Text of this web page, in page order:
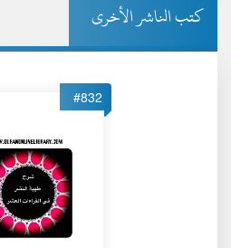
كتب الناشر الأخرى
#832